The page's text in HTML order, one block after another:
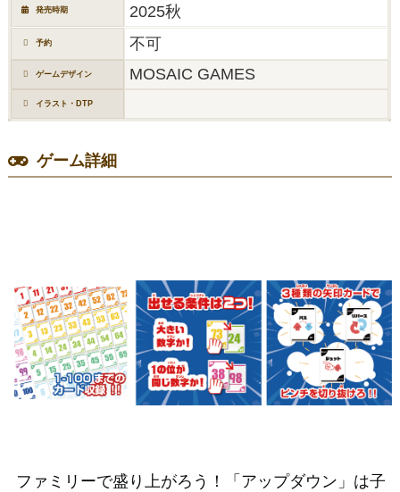
発売時期 2025秋
予約 不可
ゲームデザイン MOSAIC GAMES
イラスト・DTP
ゲーム詳細
ファミリーで盛り上がろう！「アップダウン」は子